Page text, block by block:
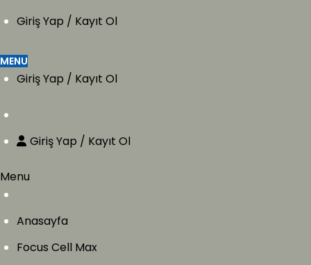
Giriş Yap / Kayıt Ol
MENU
Giriş Yap / Kayıt Ol
Giriş Yap / Kayıt Ol
Menu
Anasayfa
Focus Cell Max